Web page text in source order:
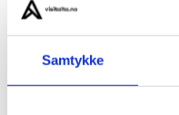
Samtykke